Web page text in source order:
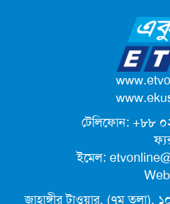
আলোচনায়
পদোন্নতি
লিগ্যাল
সেই
জেট
টেলিফোন: +৮৮
ইমেল:
জাহাঙ্গীর টাওয়ার, (৭ম তলা),